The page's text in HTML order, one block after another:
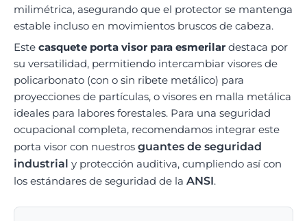
milimétrica, asegurando que el protector se mantenga
estable incluso en movimientos bruscos de cabeza.
Este casquete porta visor para esmerilar destaca por
su versatilidad, permitiendo intercambiar visores de
policarbonato (con o sin ribete metálico) para
proyecciones de partículas, o visores en malla metálica
ideales para labores forestales. Para una seguridad
ocupacional completa, recomendamos integrar este
porta visor con nuestros guantes de seguridad
industrial y protección auditiva, cumpliendo así con
los estándares de seguridad de la ANSI.